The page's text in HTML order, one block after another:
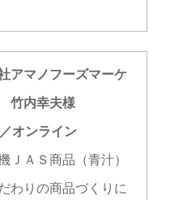
アマノフーズマーケ
竹内幸夫様
オンライン
ＪＡＳ商品（青汁）
わりの商品づくりに